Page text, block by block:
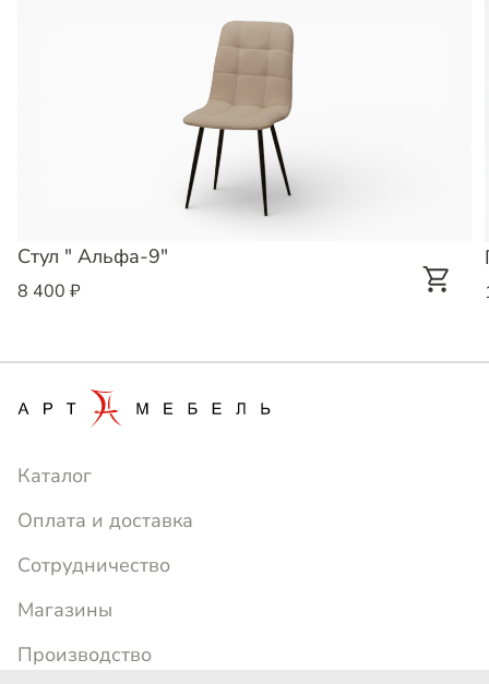
Стул " Альфа-9"
8 400 ₽
Каталог
Оплата и доставка
Сотрудничество
Магазины
Производство